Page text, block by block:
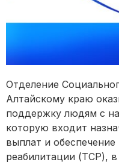
Отделение
Алтайскому краю
поддержку людям с
которую входит
выплат и
реабилитации (ТСР),